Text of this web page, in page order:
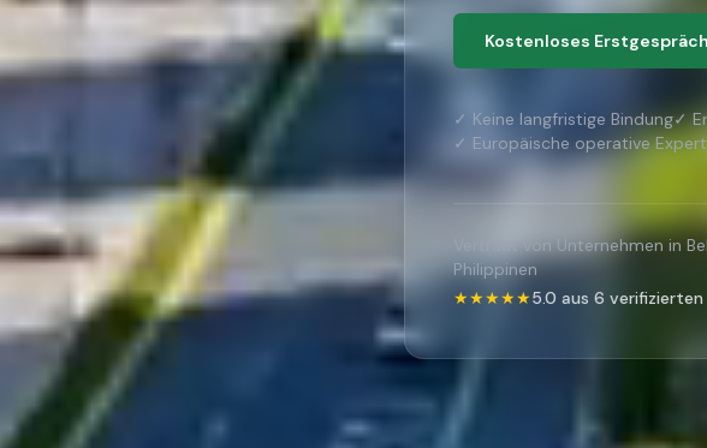
Kostenloses
✓ Keine langfristige Bindung✓
✓ Europäische operative
Vertraut von Unternehmen in
Philippinen
★★★★★5.0 aus 6